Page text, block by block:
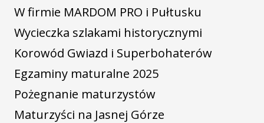
W firmie MARDOM PRO i Pułtusku
Wycieczka szlakami historycznymi
Korowód Gwiazd i Superbohaterów
Egzaminy maturalne 2025
Pożegnanie maturzystów
Maturzyści na Jasnej Górze